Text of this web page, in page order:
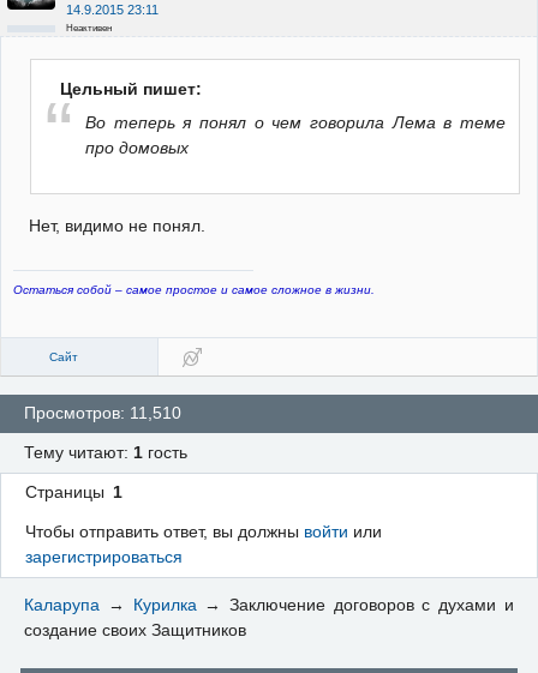
14.9.2015 23:11
Неактивен
Цельный пишет:
Во теперь я понял о чем говорила Лема в теме
про домовых
Нет, видимо не понял.
Остаться собой – самое простое и самое сложное в жизни.
Сайт
Просмотров: 11,510
Тему читают: 1 гость
Страницы 1
Чтобы отправить ответ, вы должны войти или
зарегистрироваться
Каларупа → Курилка →Заключение договоров с духами и
создание своих Защитников